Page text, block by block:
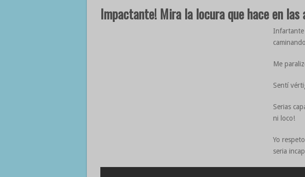
Impactante! Mira la locura que hace en las
Infartante
Me
Sentí
Serias
ni loco!
Yo
seria